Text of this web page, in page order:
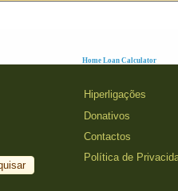
Home Loan Calculator
Hiperligações
Donativos
Contactos
Política de